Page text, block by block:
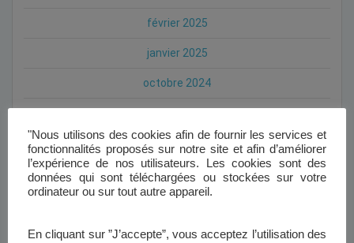
février 2025
janvier 2025
octobre 2024
août 2024
juillet 2024
avril 2024
"Nous utilisons des cookies afin de fournir les services et
fonctionnalités proposés sur notre site et afin d’améliorer
l’expérience de nos utilisateurs. Les cookies sont des
données qui sont téléchargées ou stockées sur votre
ordinateur ou sur tout autre appareil.
En cliquant sur ”J’accepte”, vous acceptez l’utilisation des